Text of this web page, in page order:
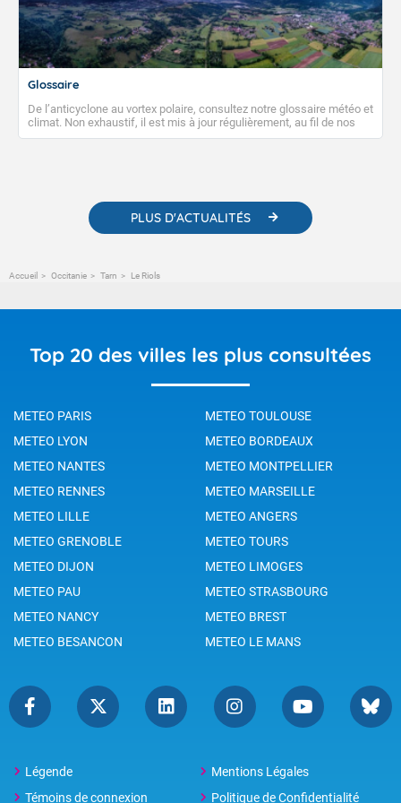
Glossaire
De l’anticyclone au vortex polaire, consultez notre glossaire météo et
climat. Non exhaustif, il est mis à jour régulièrement, au fil de nos
publications. Vous y trouverez également des liens utiles vers nos
PLUS D'ACTUALITÉS
Accueil Occitanie Tarn Le Riols
Top 20 des villes les plus consultées
METEO PARIS
METEO TOULOUSE
METEO LYON
METEO BORDEAUX
METEO NANTES
METEO MONTPELLIER
METEO RENNES
METEO MARSEILLE
METEO LILLE
METEO ANGERS
METEO GRENOBLE
METEO TOURS
METEO DIJON
METEO LIMOGES
METEO PAU
METEO STRASBOURG
METEO NANCY
METEO BREST
METEO BESANCON
METEO LE MANS
Légende
Mentions Légales
Témoins de connexion
Politique de Confidentialité